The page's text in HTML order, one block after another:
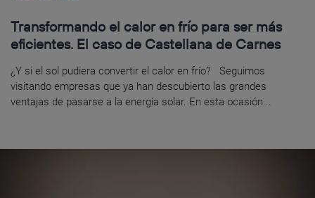
Transformando el calor en frío para ser más
eficientes. El caso de Castellana de Carnes
¿Y si el sol pudiera convertir el calor en frío? Seguimos
visitando empresas que ya han descubierto las grandes
ventajas de pasarse a la energía solar. En esta ocasión...